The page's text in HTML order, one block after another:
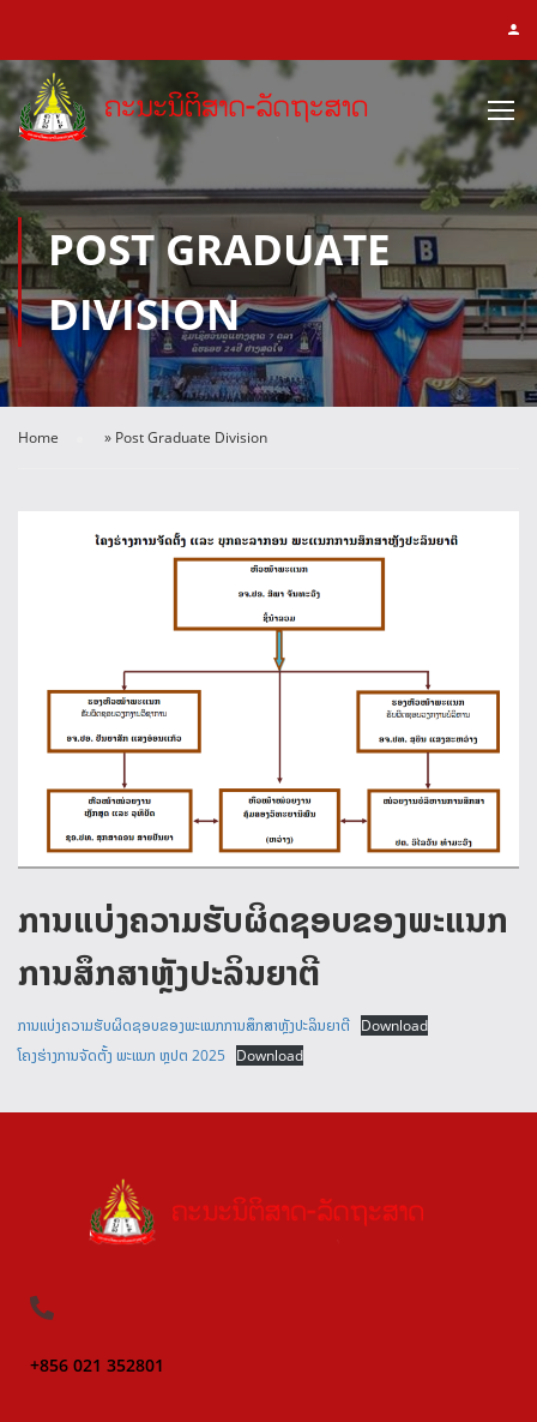
POST GRADUATE
DIVISION
Home » Post Graduate Division
ການແບ່ງຄວາມຮັບຜິດຊອບຂອງພະແນກ
ການສຶກສາຫຼັງປະລິນຍາຕີ
ການແບ່ງຄວາມຮັບຜິດຊອບຂອງພະແນກການສຶກສາຫຼັງປະລິນຍາຕີ Download
ໂຄງຮ່າງການຈັດຕັ້ງ ພະແນກ ຫຼປຕ 2025
Download
+856 021 352801